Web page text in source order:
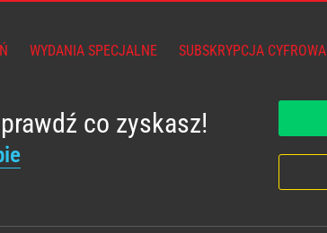
WYDANIA SPECJALNE SUBSKRYPCJA CYFROWA
co zyskasz!